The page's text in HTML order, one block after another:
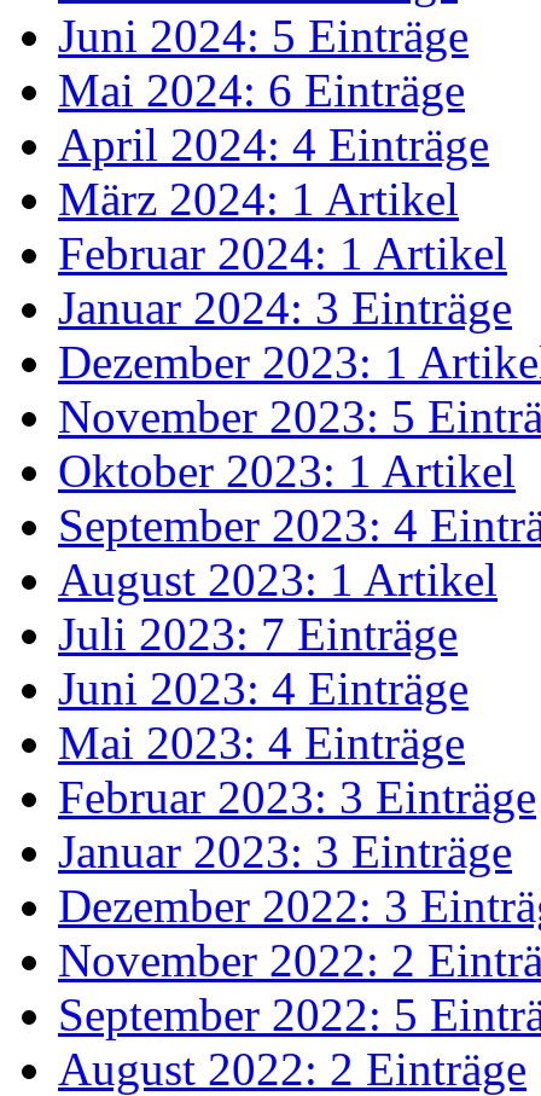
Juni 2024: 5 Einträge
Mai 2024: 6 Einträge
April 2024: 4 Einträge
März 2024: 1 Artikel
Februar 2024: 1 Artikel
Januar 2024: 3 Einträge
Dezember 2023: 1
November 2023: 5
Oktober 2023: 1 Artikel
September 2023: 4
August 2023: 1 Artikel
Juli 2023: 7 Einträge
Juni 2023: 4 Einträge
Mai 2023: 4 Einträge
Februar 2023: 3 Einträge
Januar 2023: 3 Einträge
Dezember 2022: 3
November 2022: 2
September 2022: 5
August 2022: 2 Einträge